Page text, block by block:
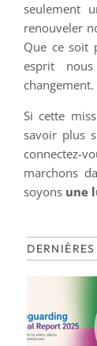
seulement
renouveler
Que ce soit
esprit
changement.
Si cette
savoir plus
connectez-
marchons
soyons une